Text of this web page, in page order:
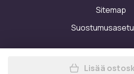
Sitemap
Lisää